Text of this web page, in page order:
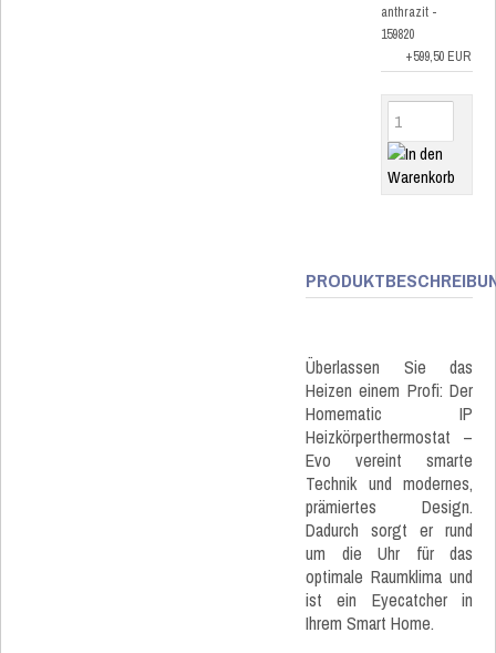
anthrazit -
159820
+599,50 EUR
Überlassen Sie das
Heizen einem Profi: Der
Homematic IP
Heizkörperthermostat –
Evo vereint smarte
Technik und modernes,
prämiertes Design.
Dadurch sorgt er rund
um die Uhr für das
optimale Raumklima und
ist ein Eyecatcher in
Ihrem Smart Home.